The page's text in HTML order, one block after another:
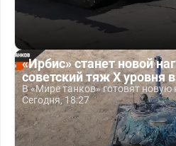
«Ирбис» станет новой
советский тяж X уровня
В «Мире танков» готовят новую
Сегодня, 18:27